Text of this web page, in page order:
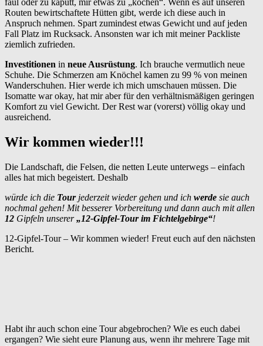
faul oder zu kaputt, mir etwas zu „kochen“. Wenn es auf unseren
Routen bewirtschaftete Hütten gibt, werde ich diese auch in
Anspruch nehmen. Spart zumindest etwas Gewicht und auf jeden
Fall Platz im Rucksack. Ansonsten war ich mit meiner Packliste
ziemlich zufrieden.
Investitionen in neue Ausrüstung. Ich brauche vermutlich neue
Schuhe. Die Schmerzen am Knöchel kamen zu 99 % von meinen
Wanderschuhen. Hier werde ich mich umschauen müssen. Die
Isomatte war okay, hat mir aber für den verhältnismäßigen geringen
Komfort zu viel Gewicht. Der Rest war (vorerst) völlig okay und
ausreichend.
Wir kommen wieder!!!
Die Landschaft, die Felsen, die netten Leute unterwegs – einfach
alles hat mich begeistert. Deshalb
würde ich die Tourjederzeit wieder gehen und ich werde sie auch
nochmal gehen! Mit besserer Vorbereitung und dann auch mit allen
12 Gipfeln unserer„12-Gipfel-Tour im Fichtelgebirge“!
12-Gipfel-Tour – Wir kommen wieder! Freut euch auf den nächsten
Bericht.
Habt ihr auch schon eine Tour abgebrochen? Wie es euch dabei
ergangen? Wie sieht eure Planung aus, wenn ihr mehrere Tage mit